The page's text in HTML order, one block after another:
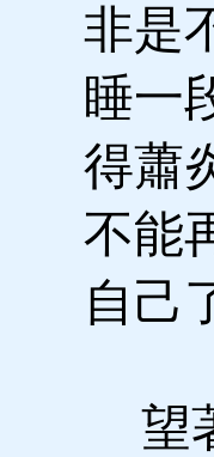
非是
睡一
得蕭
不能
自己
望